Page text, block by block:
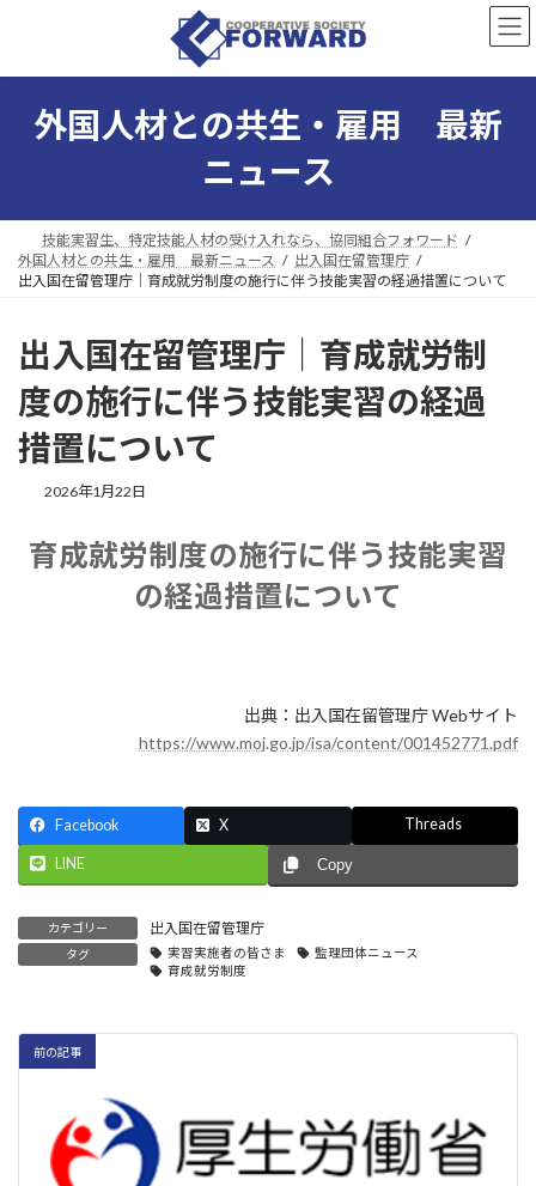
ン
プ
ー
動
外国人材との共生・雇用 最新
ニュース
技能実習生、特定技能人材の受け入れなら、協同組合フォワード
外国人材との共生・雇用 最新ニュース
出入国在留管理庁
出入国在留管理庁｜育成就労制度の施行に伴う技能実習の経過措置について
出入国在留管理庁｜育成就労制
度の施行に伴う技能実習の経過
措置について
2026年1月22日
新
時
育成就労制度の施行に伴う技能実習
の経過措置について
出典：出入国在留管理庁 Webサイト
https://www.moj.go.jp/isa/content/001452771.pdf
Facebook X Threads
LINE Copy
カテゴリー 出入国在留管理庁
タグ 実習実施者の皆さま
監理団体ニュース
育成就労制度
前の記事